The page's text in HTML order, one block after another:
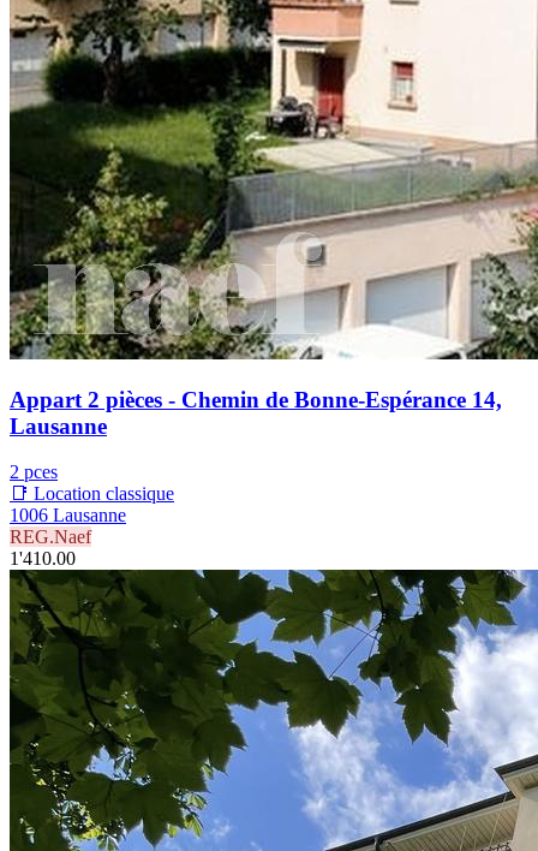
Appart 2 pièces - Chemin de Bonne-Espérance 14,
Lausanne
2 pces
📑 Location classique
1006 Lausanne
REG.Naef
1'410.00